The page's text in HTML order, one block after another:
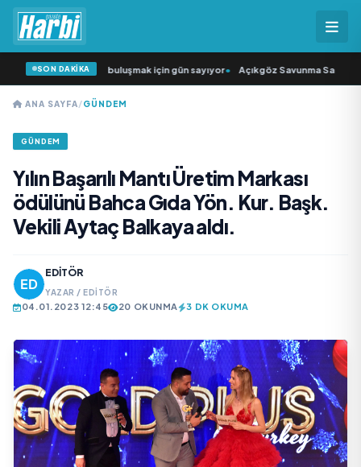
SON DAKİKA
seyircisiyle buluşmak için gün sayıyor• Açıkgöz Savunma Sanayi AŞ
ANA SAYFA/GÜNDEM
GÜNDEM
Yılın Başarılı Mantı Üretim Markası
ödülünü Bahca Gıda Yön. Kur. Başk.
Vekili Aytaç Balkaya aldı.
EDITÖR
YAZAR / EDITÖR
04.01.2023 12:45 20 OKUNMA 3 DK OKUMA